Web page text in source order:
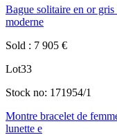
Bague solitaire en or
moderne
Sold : 7 905 €
Lot33
Stock no: 171954/1
Montre bracelet de
lunette e